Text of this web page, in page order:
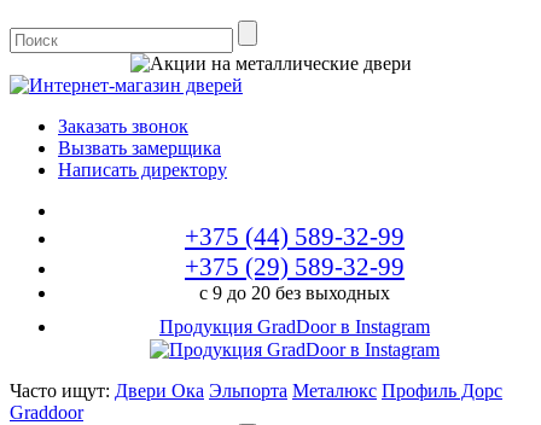
Заказать звонок
Вызвать замерщика
Написать директору
+375 (44) 589-32-99
+375 (29) 589-32-99
с 9 до 20 без выходных
Продукция GradDoor в Instagram
Часто ищут: Двери Ока Эльпорта Металюкс Профиль Дорс
Graddoor